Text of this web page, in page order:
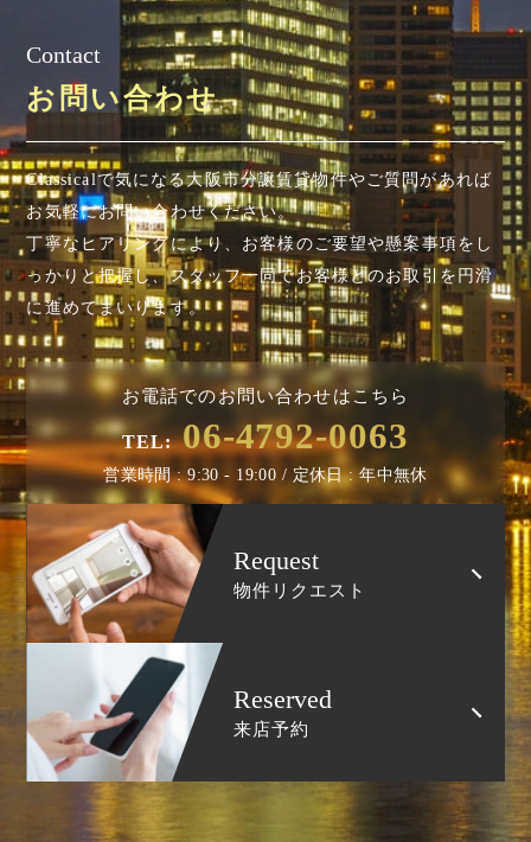
Contact
お問い合わせ
Classicalで気になる大阪市分譲賃貸物件やご質問があれば
お気軽にお問い合わせください。
丁寧なヒアリングにより、お客様のご要望や懸案事項を し
っかりと把握し、スタッフ一同でお客様とのお取引を円滑
に進めてまいります。
お電話でのお問い合わせはこちら
TEL: 06-4792-0063
営業時間 : 9:30 - 19:00 / 定休日 : 年中無休
Request
物件リクエスト
Reserved
来店予約